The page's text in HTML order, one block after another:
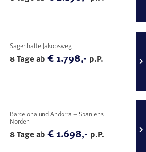
SagenhafterJakobsweg
8 Tage ab€ 1.798,- p.P.
Barcelona und Andorra – Spaniens
Norden
8 Tage ab€ 1.698,- p.P.